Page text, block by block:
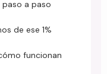
a paso
de ese 1%
funcionan